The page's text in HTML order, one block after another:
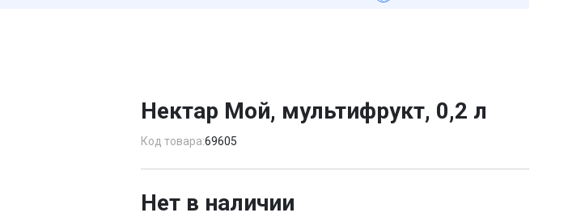
Нектар Мой, мультифрукт, 0,2 л
Код товара:69605
Нет в наличии